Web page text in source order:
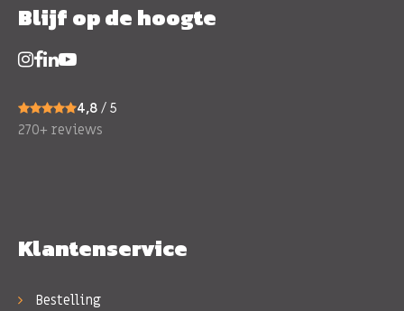
Blijf op de hoogte
4,8 / 5
270+ reviews
Klantenservice
Bestelling